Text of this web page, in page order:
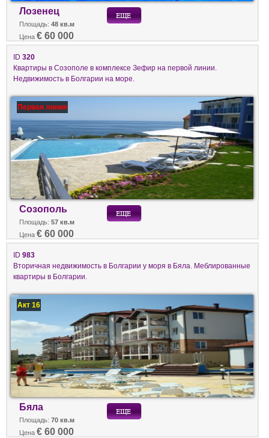
Лозенец
Площадь: 48 кв.м
Цена € 60 000
ID 320
Квартиры в Созополе в комплексе Зефир на первой линии.
Недвижимость в Болгарии на море.
Первая линия
Созополь
Площадь: 57 кв.м
Цена € 60 000
ID 983
Вторичная недвижимость в Болгарии у моря в Бяла. Меблированные
квартиры в Болгарии.
Акт 16
Бяла
Площадь: 70 кв.м
Цена € 60 000